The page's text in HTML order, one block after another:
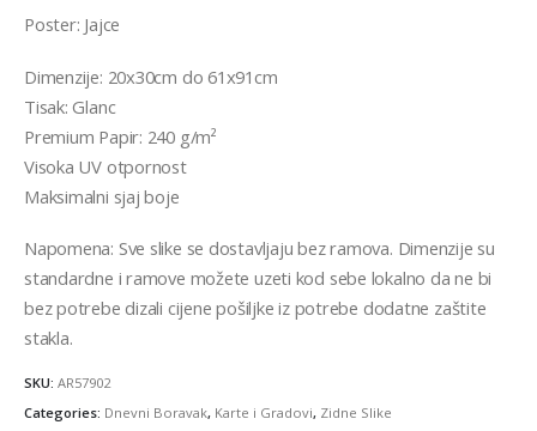
Poster: Jajce
Dimenzije: 20x30cm do 61x91cm
Tisak: Glanc
Premium Papir: 240 g/m²
Visoka UV otpornost
Maksimalni sjaj boje
Napomena: Sve slike se dostavljaju bez ramova. Dimenzije su
standardne i ramove možete uzeti kod sebe lokalno da ne bi
bez potrebe dizali cijene pošiljke iz potrebe dodatne zaštite
stakla.
SKU: AR57902
Categories: Dnevni Boravak, Karte i Gradovi, Zidne Slike